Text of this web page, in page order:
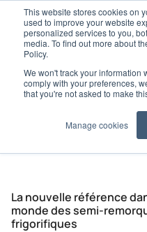
This website stores cookies on
used to improve your website
personalized services to you,
media. To find out more about
Policy.
We won't track your information
comply with your preferences,
that you're not asked to make
Manage cookies
Home
Advancer
La gamme Advancer et
La nouvelle référence
monde des semi-
frigorifiques